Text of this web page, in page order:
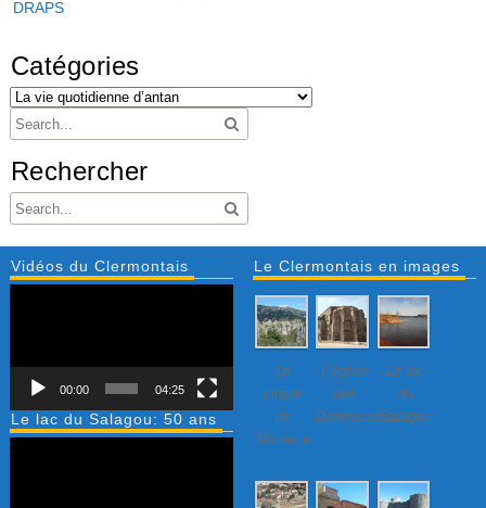
DRAPS
Catégories
Rechercher
Vidéos du Clermontais
00:00 04:25
Le lac du Salagou: 50 ans
Le Clermontais en images
Le
cirque
de
Mourèze
L’église
des
Dominicains
Le lac
du
Salagou